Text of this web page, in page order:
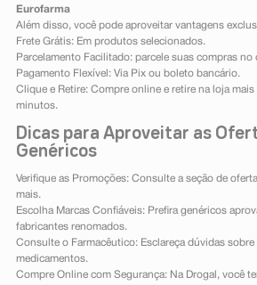
Eurofarma
Além disso, você pode aproveitar vantagens
Frete Grátis: Em produtos selecionados.
Parcelamento Facilitado: parcele suas compras no
Pagamento Flexível: Via Pix ou boleto bancário.
Clique e Retire: Compre online e retire na loja mais
minutos.
Dicas para Aproveitar as
Genéricos
Verifique as Promoções: Consulte a seção de
mais.
Escolha Marcas Confiáveis: Prefira genéricos
fabricantes renomados.
Consulte o Farmacêutico: Esclareça dúvidas
medicamentos.
Compre Online com Segurança: Na Drogal, você